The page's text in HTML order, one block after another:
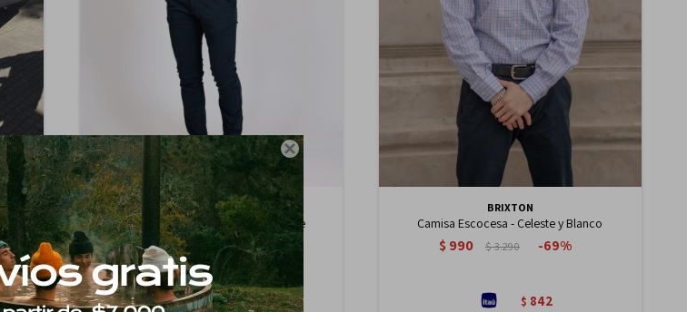

BRIXTON
Camisa Escocesa - Rosada y Celeste
$1.974 3.290 40
$1.678
BRIXTON
Camisa Escocesa - Celeste y Blanco
$990 $3.290 69
$ 842